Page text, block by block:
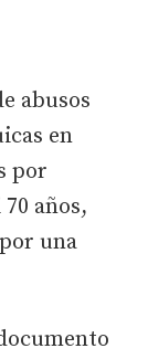
abusos
en
por
años,
una